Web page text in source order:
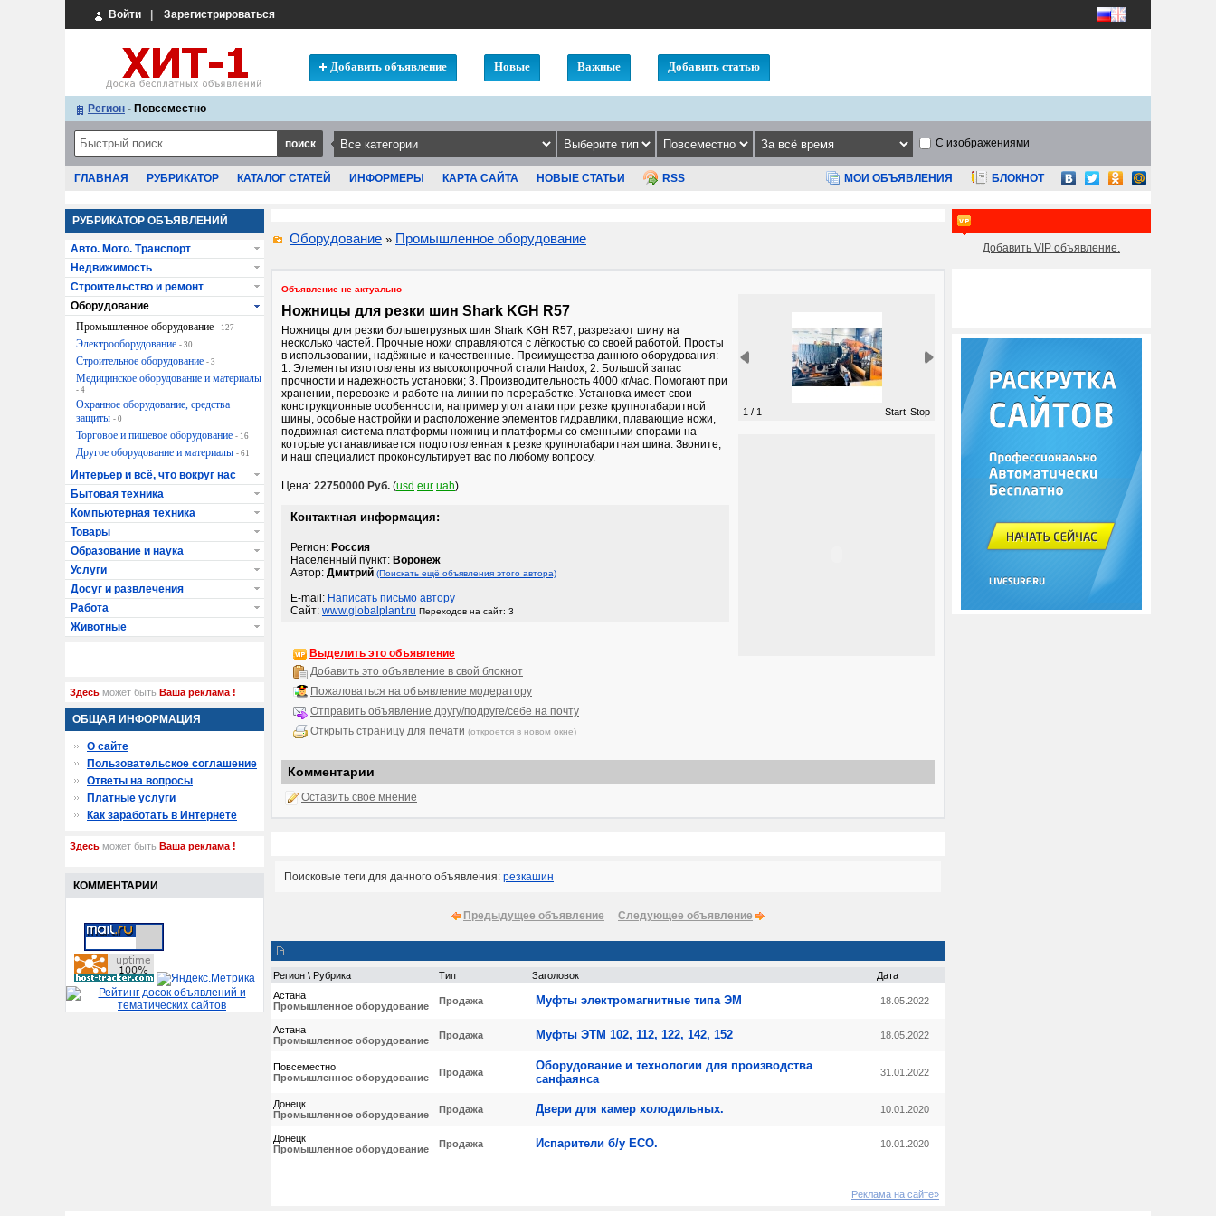
Войти Зарегистрироваться
Добавить объявление Новые Важные Добавить статью
Регион - Повсеместно
С изображениями
ГЛАВНАЯ РУБРИКАТОР КАТАЛОГ СТАТЕЙ ИНФОРМЕРЫ КАРТА САЙТА НОВЫЕ СТАТЬИ RSS МОИ ОБЪЯВЛЕНИЯ БЛОКНОТ
Оборудование » Промышленное оборудование
Объявление не актуально
Ножницы для резки шин Shark KGH R57
Ножницы для резки большегрузных шин Shark KGH R57, разрезают шину на
несколько частей. Прочные ножи справляются с лёгкостью со своей работой. Просты
в использовании, надёжные и качественные. Преимущества данного оборудования:
1. Элементы изготовлены из высокопрочной стали Hardox; 2. Большой запас
прочности и надежность установки; 3. Производительность 4000 кг/час. Помогают при
хранении, перевозке и работе на линии по переработке. Установка имеет свои
конструкционные особенности, например угол атаки при резке крупногабаритной
шины, особые настройки и расположение элементов гидравлики, плавающие ножи,
подвижная система платформы ножниц и платформы со сменными опорами на
которые устанавливается подготовленная к резке крупногабаритная шина. Звоните,
и наш специалист проконсультирует вас по любому вопросу.
Цена: 22750000 Руб. (usd eur uah)
Контактная информация:
Регион: Россия
Населенный пункт: Воронеж
Автор: Дмитрий (Поискать ещё объявления этого автора)
E-mail: Написать письмо автору
Сайт: www.globalplant.ru Переходов на сайт: 3
Выделить это объявление
Добавить это объявление в свой блокнот
Пожаловаться на объявление модератору
Отправить объявление другу/подруге/себе на почту
Открыть страницу для печати (откроется в новом окне)
1 / 1 Start Stop
Комментарии
Оставить своё мнение
Поисковые теги для данного объявления: резкашин
Предыдущее объявление Следующее объявление
Регион \ Рубрика Тип Заголовок
Дата
Астана
Промышленное оборудование
Продажа Муфты электромагнитные типа ЭМ 18.05.2022
Астана
Промышленное оборудование
Продажа Муфты ЭТМ 102, 112, 122, 142, 152 18.05.2022
Повсеместно
Промышленное оборудование
Продажа
Оборудование и технологии для производства
санфаянса
31.01.2022
Донецк
Промышленное оборудование
Продажа Двери для камер холодильных. 10.01.2020
Донецк
Промышленное оборудование
Продажа Испарители б/у ECO. 10.01.2020
Реклама на сайте»
РУБРИКАТОР ОБЪЯВЛЕНИЙ
Авто. Мото. Транспорт
Недвижимость
Строительство и ремонт
Оборудование
Промышленное оборудование - 127
Электрооборудование - 30
Строительное оборудование - 3
Медицинское оборудование и материалы
- 4
Охранное оборудование, средства
защиты - 0
Торговое и пищевое оборудование - 16
Другое оборудование и материалы - 61
Интерьер и всё, что вокруг нас
Бытовая техника
Компьютерная техника
Товары
Образование и наука
Услуги
Досуг и развлечения
Работа
Животные
Здесь может быть Ваша реклама !
ОБЩАЯ ИНФОРМАЦИЯ
О сайте
Пользовательское соглашение
Ответы на вопросы
Платные услуги
Как заработать в Интернете
Здесь может быть Ваша реклама !
КОММЕНТАРИИ
Добавить VIP объявление.